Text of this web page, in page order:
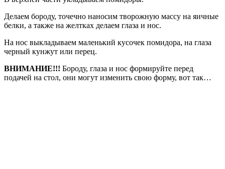
Делаем бороду, точечно наносим творожную массу на яичные
белки, а также на желтках делаем глаза и нос.
На нос выкладываем маленький кусочек помидора, на глаза
черный кунжут или перец.
ВНИМАНИЕ!!! Бороду, глаза и нос формируйте перед
подачей на стол, они могут изменить свою форму, вот так…